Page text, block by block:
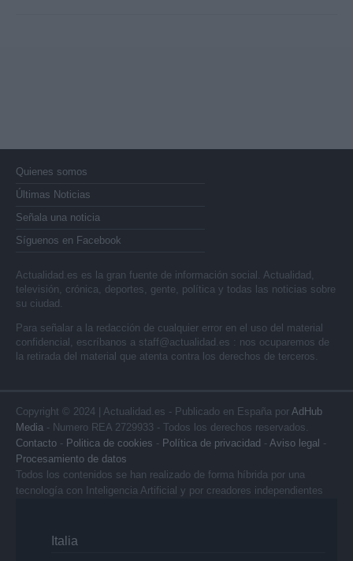
Quienes somos
Últimas Noticias
Señala una noticia
Síguenos en Facebook
Actualidad.es es la gran fuente de información social. Actualidad,
televisión, crónica, deportes, gente, política y todas las noticias sobre
su ciudad.
Para señalar a la redacción de cualquier error en el uso del material
confidencial, escríbanos a staff@actualidad.es : nos ocuparemos de
la retirada del material que atenta contra los derechos de terceros.
Copyright © 2024 | Actualidad.es - Publicado en España por AdHub
Media - Numero REA 2729933 - Todos los derechos reservados.
Contacto - Politica de cookies - Política de privacidad - Aviso legal -
Procesamiento de datos
Todos los contenidos se han realizado de forma híbrida por una
tecnología con Inteligencia Artificial y por creadores independientes
Italia